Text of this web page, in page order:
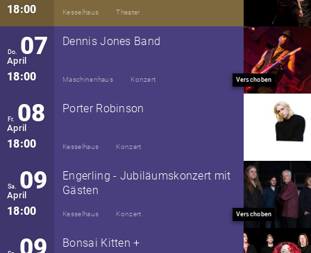
18:00 Kesselhaus Theater
Do. 07
April
18:00
Dennis Jones Band
Maschinenhaus Konzert Verschoben
Fr. 08
April
18:00
Porter Robinson
Kesselhaus Konzert
Sa. 09
April
18:00
Engerling - Jubiläumskonzert mit
Gästen
Kesselhaus Konzert Verschoben
Bonsai Kitten +